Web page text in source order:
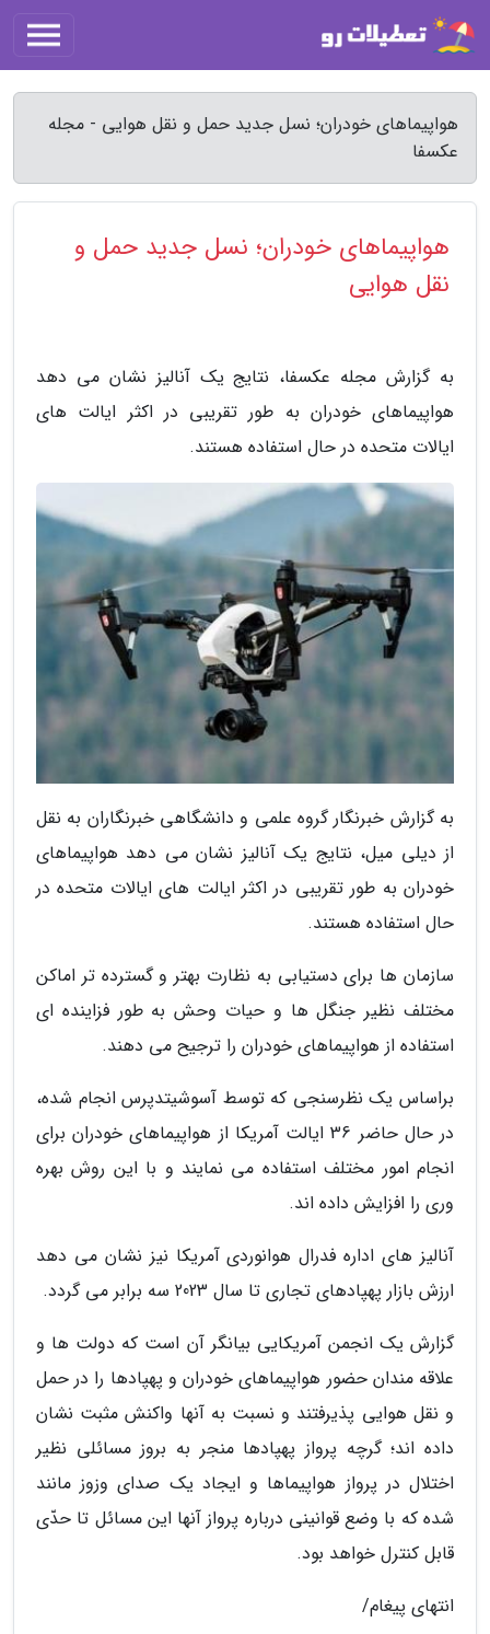
هواپیماهای خودران؛ نسل جدید حمل و نقل هوایی - مجله
عکسفا
هواپیماهای خودران؛ نسل جدید حمل و
نقل هوایی
به گزارش مجله عکسفا، نتایج یک آنالیز نشان می دهد
هواپیماهای خودران به طور تقریبی در اکثر ایالت های
ایالات متحده در حال استفاده هستند.
به گزارش خبرنگار گروه علمی و دانشگاهی خبرنگاران به نقل
از دیلی میل، نتایج یک آنالیز نشان می دهد هواپیماهای
خودران به طور تقریبی در اکثر ایالت های ایالات متحده در
حال استفاده هستند.
سازمان ها برای دستیابی به نظارت بهتر و گسترده تر اماکن
مختلف نظیر جنگل ها و حیات وحش به طور فزاینده ای
استفاده از هواپیماهای خودران را ترجیح می دهند.
براساس یک نظرسنجی که توسط آسوشیتدپرس انجام شده،
در حال حاضر 36 ایالت آمریکا از هواپیماهای خودران برای
انجام امور مختلف استفاده می نمایند و با این روش بهره
وری را افزایش داده اند.
آنالیز های اداره فدرال هوانوردی آمریکا نیز نشان می دهد
ارزش بازار پهپادهای تجاری تا سال 2023 سه برابر می گردد.
گزارش یک انجمن آمریکایی بیانگر آن است که دولت ها و
علاقه مندان حضور هواپیماهای خودران و پهپادها را در حمل
و نقل هوایی پذیرفتند و نسبت به آنها واکنش مثبت نشان
داده اند؛ گرچه پرواز پهپادها منجر به بروز مسائلی نظیر
اختلال در پرواز هواپیماها و ایجاد یک صدای وزوز مانند
شده که با وضع قوانینی درباره پرواز آنها این مسائل تا حدّی
قابل کنترل خواهد بود.
انتهای پیغام/